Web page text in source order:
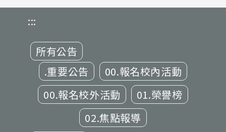
:::
所有公告
.重要公告
00.報名校內活動
00.報名校外活動
01.榮譽榜
02.焦點報導